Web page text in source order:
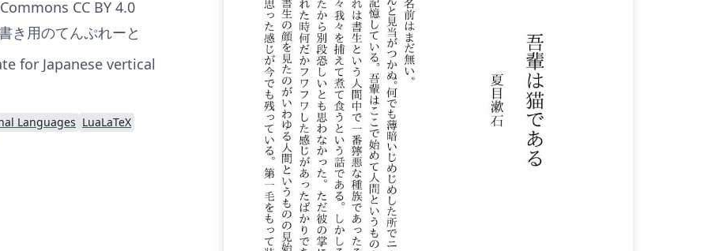
CC BY 4.0
き用のてんぷれーと
for Japanese vertical
Languages LuaLaTeX